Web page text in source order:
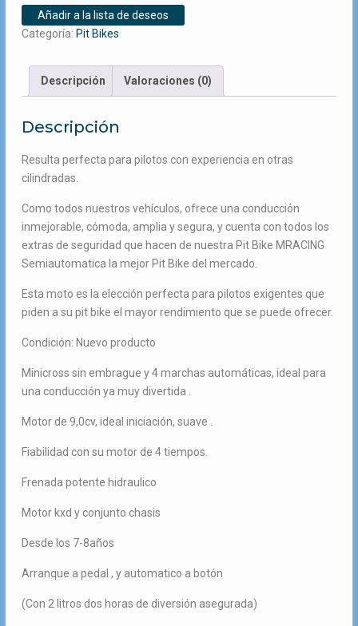
799,00€.
780,00€.
MR30
110CC
Arranque
semiautomatica
cantidad
Añadir a la lista de deseos
Categoría: Pit Bikes
Descripción Valoraciones (0)
Descripción
Resulta perfecta para pilotos con experiencia en otras
cilindradas.
Como todos nuestros vehículos, ofrece una conducción
inmejorable, cómoda, amplia y segura, y cuenta con todos los
extras de seguridad que hacen de nuestra Pit Bike MRACING
Semiautomatica la mejor Pit Bike del mercado.
Esta moto es la elección perfecta para pilotos exigentes que
piden a su pit bike el mayor rendimiento que se puede ofrecer.
Condición: Nuevo producto
Minicross sin embrague y 4 marchas automáticas, ideal para
una conducción ya muy divertida .
Motor de 9,0cv, ideal iniciación, suave .
Fiabilidad con su motor de 4 tiempos.
Frenada potente hidraulico
Motor kxd y conjunto chasis
Desde los 7-8años
Arranque a pedal , y automatico a botón
(Con 2 litros dos horas de diversión asegurada)